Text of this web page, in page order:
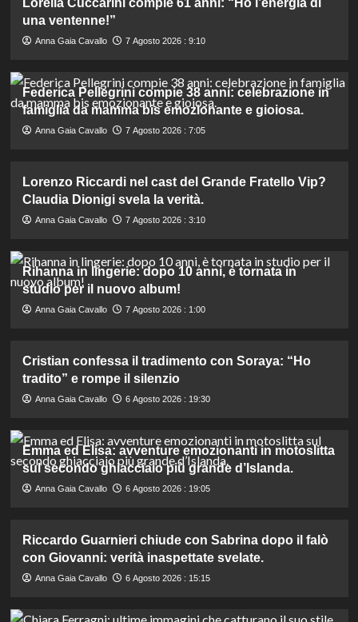
Lorella Cuccarini compie 61 anni: “Ho l’energia di
una ventenne!”
Anna Gaia Cavallo 7 Agosto 2026 : 9:10
Federica Pellegrini compie 38 anni: celebrazione in
famiglia da mamma bis emozionante e gioiosa.
Anna Gaia Cavallo 7 Agosto 2026 : 7:05
Lorenzo Riccardi nel cast del Grande Fratello Vip?
Claudia Dionigi svela la verità.
Anna Gaia Cavallo 7 Agosto 2026 : 3:10
Rihanna in lingerie: dopo 10 anni, è tornata in
studio per il nuovo album!
Anna Gaia Cavallo 7 Agosto 2026 : 1:00
Cristian confessa il tradimento con Soraya: “Ho
tradito” e rompe il silenzio
Anna Gaia Cavallo 6 Agosto 2026 : 19:30
Emma ed Elisa: avventure emozionanti in motoslitta
sul secondo ghiacciaio più grande d’Islanda.
Anna Gaia Cavallo 6 Agosto 2026 : 19:05
Riccardo Guarnieri chiude con Sabrina dopo il falò
con Giovanni: verità inaspettate svelate.
Anna Gaia Cavallo 6 Agosto 2026 : 15:15